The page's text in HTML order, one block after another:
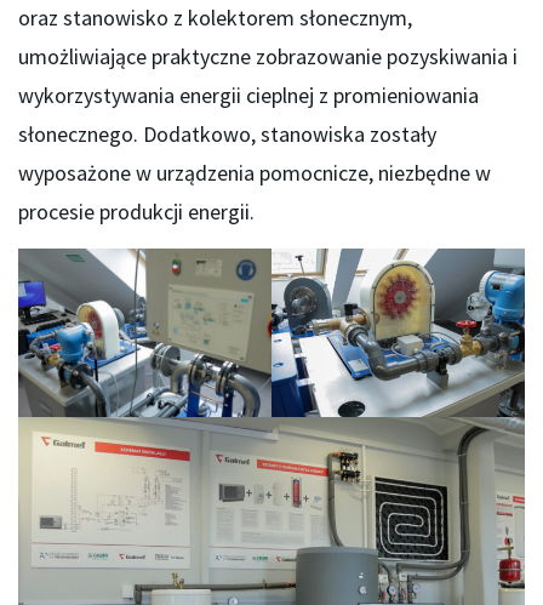
oraz stanowisko z kolektorem słonecznym,
umożliwiające praktyczne zobrazowanie pozyskiwania i
wykorzystywania energii cieplnej z promieniowania
słonecznego. Dodatkowo, stanowiska zostały
wyposażone w urządzenia pomocnicze, niezbędne w
procesie produkcji energii.